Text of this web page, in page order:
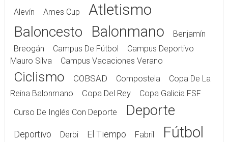
Alevín Ames Cup Atletismo
Baloncesto Balonmano
Benjamín
Breogán
Campus De Fútbol
Campus Deportivo
Mauro Silva
Campus Vacaciones Verano
Ciclismo COBSAD Compostela
Copa De La
Reina Balonmano
Copa Del Rey
Copa Galicia FSF
Curso De Inglés Con Deporte
Deporte
Deportivo Derbi El Tiempo Fabril Fútbol